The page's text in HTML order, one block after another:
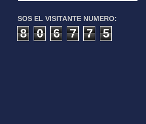
SOS EL VISITANTE NUMERO:
8 0 6 7 7 5